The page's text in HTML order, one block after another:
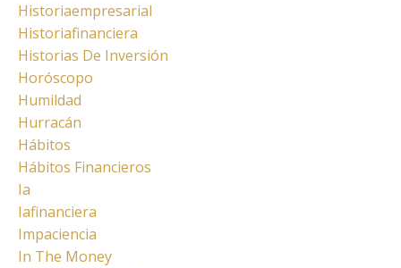
Historiaempresarial
Historiafinanciera
Historias De Inversión
Horóscopo
Humildad
Hurracán
Hábitos
Hábitos Financieros
Ia
Iafinanciera
Impaciencia
In The Money